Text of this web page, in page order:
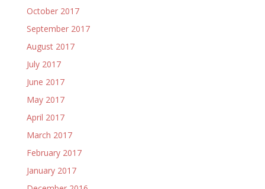
October 2017
September 2017
August 2017
July 2017
June 2017
May 2017
April 2017
March 2017
February 2017
January 2017